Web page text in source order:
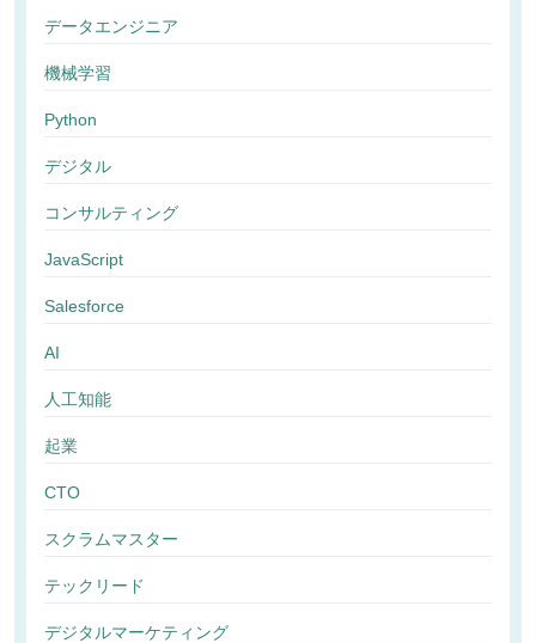
データエンジニア
機械学習
Python
デジタル
コンサルティング
JavaScript
Salesforce
AI
人工知能
起業
CTO
スクラムマスター
テックリード
デジタルマーケティング